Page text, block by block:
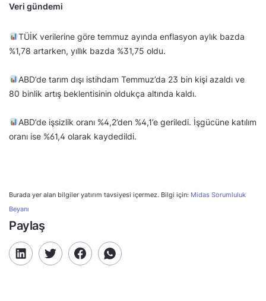
Veri gündemi
TÜİK verilerine göre temmuz ayında enflasyon aylık bazda
%1,78 artarken, yıllık bazda %31,75 oldu.
ABD’de tarım dışı istihdam Temmuz’da 23 bin kişi azaldı ve
80 binlik artış beklentisinin oldukça altında kaldı.
ABD’de işsizlik oranı %4,2’den %4,1’e geriledi. İşgücüne katılım
oranı ise %61,4 olarak kaydedildi.
Burada yer alan bilgiler yatırım tavsiyesi içermez. Bilgi için: Midas Sorumluluk
Beyanı
Paylaş